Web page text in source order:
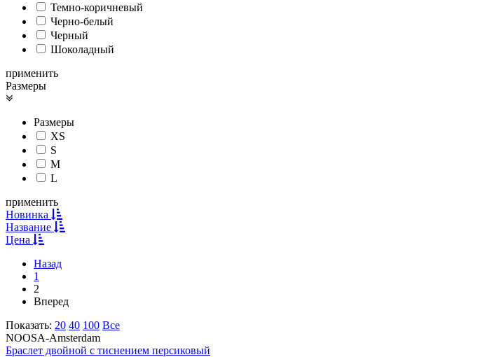
Темно-коричневый
Черно-белый
Черный
Шоколадный
применить
Размеры
Размеры
XS
S
M
L
применить
Новинка
Название
Цена
Назад
1
2
Вперед
Показать: 20 40 100 Все
NOOSA-Amsterdam
Браслет двойной с тиснением персиковый